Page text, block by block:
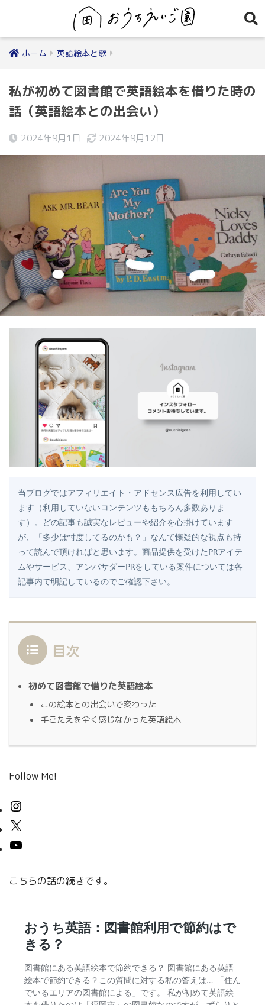
ホーム 英語絵本と歌
私が初めて図書館で英語絵本を借りた時の
話（英語絵本との出会い）
2024年9月1日 2024年9月12日
当ブログではアフィリエイト・アドセンス広告を利用してい
ます（利用していないコンテンツももちろん多数ありま
す）。どの記事も誠実なレビューや紹介を心掛けています
が、「多少は忖度してるのかも？」なんて懐疑的な視点も持
って読んで頂ければと思います。商品提供を受けたPRアイテ
ムやサービス、アンバサダーPRをしている案件については各
記事内で明記しているのでご確認下さい。
目次
初めて図書館で借りた英語絵本
この絵本との出会いで変わった
手ごたえを全く感じなかった英語絵本
Follow Me!
こちらの話の続きです。